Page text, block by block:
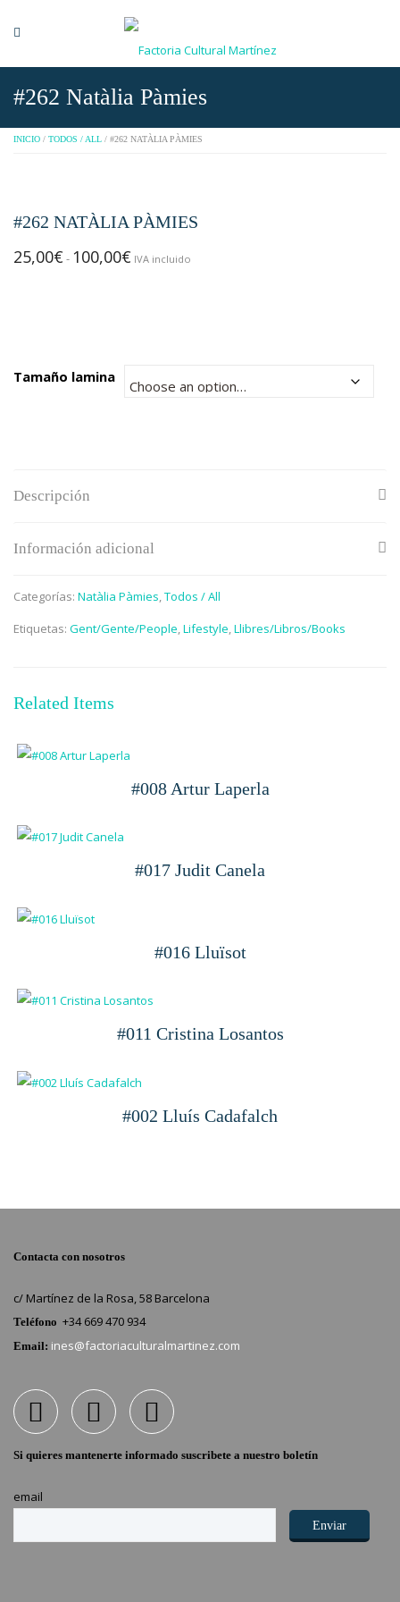
#262 Natàlia Pàmies
INICIO / TODOS / ALL / #262 NATÀLIA PÀMIES
#262 NATÀLIA PÀMIES
25,00€ - 100,00€ Rango
100,00€
IVA incluido
Tamaño lamina
Descripción
Información adicional
Categorías: Natàlia Pàmies,Todos / All
Etiquetas: Gent/Gente/People,Lifestyle,Llibres/Libros/Books
Related Items
#008 Artur Laperla
#017 Judit Canela
#016 Lluïsot
#011 Cristina Losantos
#002 Lluís Cadafalch
Contacta con nosotros
c/ Martínez de la Rosa, 58 Barcelona
Teléfono +34 669 470 934
Email: ines@factoriaculturalmartinez.com
Si quieres mantenerte informado suscribete a nuestro boletín
email